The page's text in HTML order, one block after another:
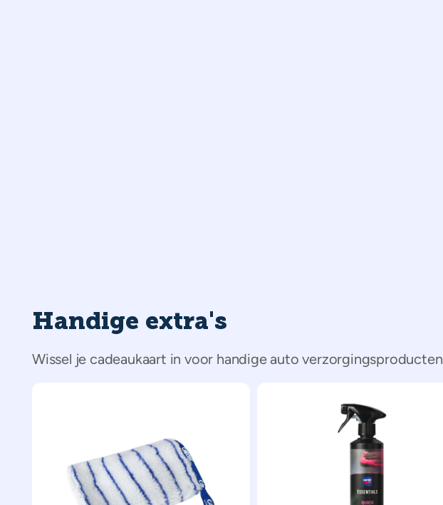
Handige extra's
Wissel je cadeaukaart in voor handige auto verzorgingsproducten